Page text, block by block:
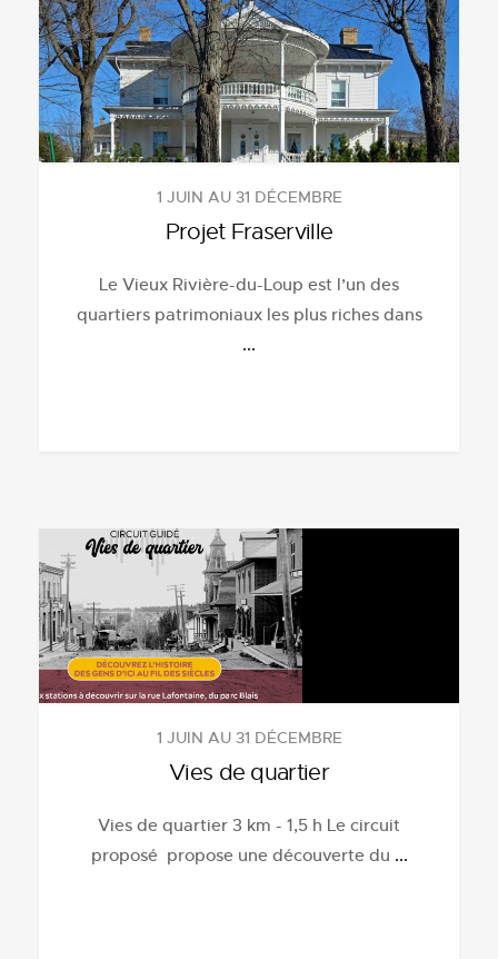
1 JUIN AU 31 DÉCEMBRE
Projet Fraserville
Le Vieux Rivière-du-Loup est l’un des
quartiers patrimoniaux les plus riches dans
...
1 JUIN AU 31 DÉCEMBRE
Vies de quartier
Vies de quartier 3 km - 1,5 h Le circuit
proposé propose une découverte du ...